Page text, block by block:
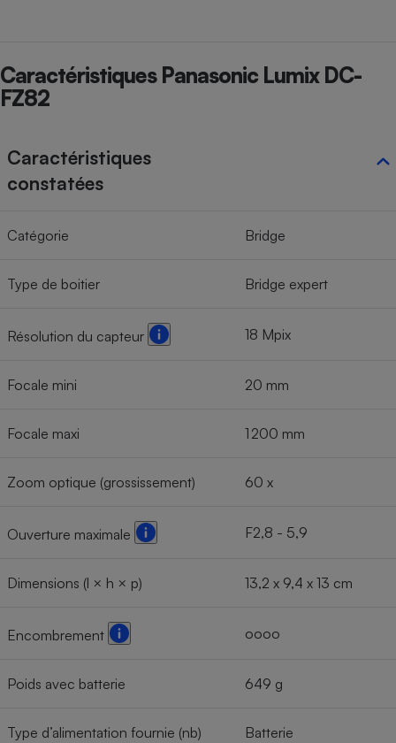
Caractéristiques Panasonic Lumix DC-
FZ82
Caractéristiques
constatées
Catégorie Bridge
Type de boitier Bridge expert
Résolution du capteur 18 Mpix
Focale mini 20 mm
Focale maxi 1 200 mm
Zoom optique (grossissement) 60 x
Ouverture maximale F2,8 - 5,9
Dimensions (l × h × p) 13,2 x 9,4 x 13 cm
Encombrement oooo
Poids avec batterie 649 g
Type d’alimentation fournie (nb) Batterie